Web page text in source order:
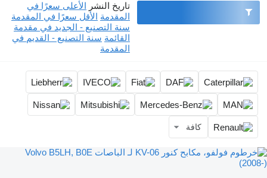
تاريخ النشر الأعلى سعرًا في
المقدمة الأقل سعرًا في المقدمة
سنة التصنيع - الجديد في مقدمة
القائمة سنة التصنيع - القديم في
المقدمة
كافة